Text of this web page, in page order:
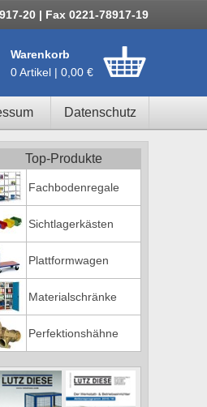
20 | Fax 0221-78917-19
Warenkorb
0 Artikel | 0,00 €
Datenschutz
Top-Produkte
Fachbodenregale
Sichtlagerkästen
Plattformwagen
Materialschränke
Perfektionshähne